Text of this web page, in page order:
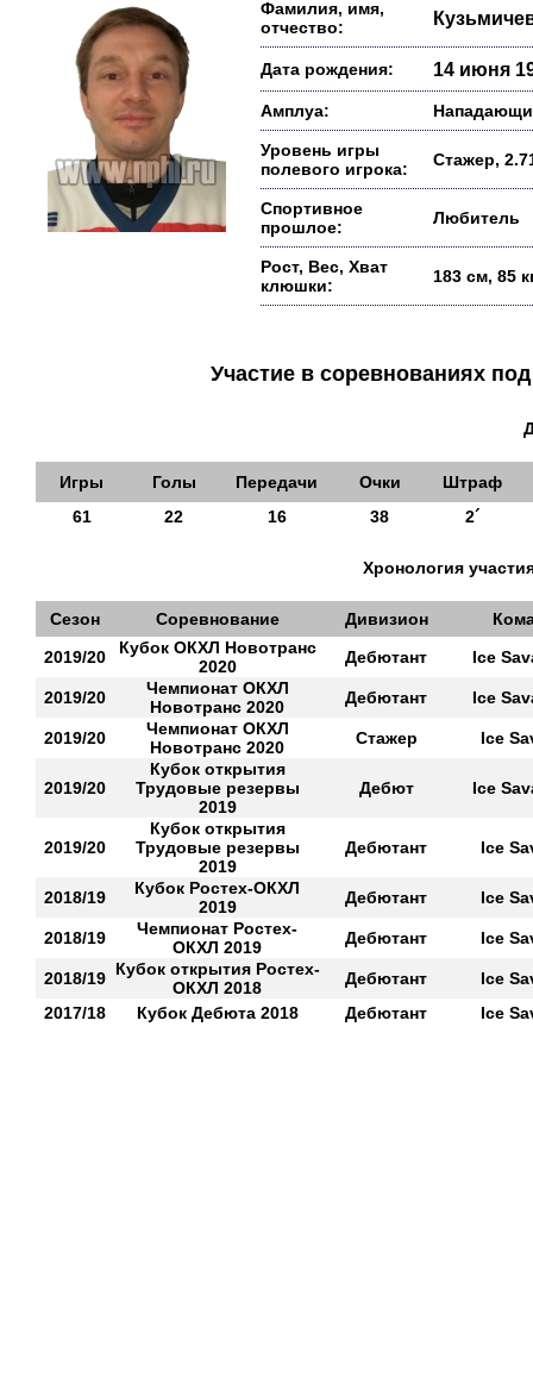
Фамилия, имя,
отчество:
Дата рождения: 14 июня
Амплуа:
Уровень игры
полевого игрока:
Стажер,
Спортивное
прошлое:
Любитель
Рост, Вес, Хват
клюшки:
183 см, 85
Участие в соревнованиях
Игры Голы Передачи Очки
Штраф
61
22 16 38 2´
Хронология
Сезон Соревнование Дивизион
2019/20
Кубок ОКХЛ Новотранс
2020
Дебютант Ice
2019/20
Чемпионат ОКХЛ
Новотранс 2020
Дебютант Ice
2019/20
Чемпионат ОКХЛ
Новотранс 2020
Стажер Ice
2019/20
Кубок открытия
Трудовые резервы
2019
Дебют Ice
2019/20
Кубок открытия
Трудовые резервы
2019
Дебютант Ice
2018/19
Кубок Ростех-ОКХЛ
2019
Дебютант Ice
2018/19
Чемпионат Ростех-
ОКХЛ 2019
Дебютант Ice
2018/19 Кубок открытия Ростех-
ОКХЛ 2018
Дебютант
Ice
2017/18
Кубок Дебюта 2018 Дебютант Ice